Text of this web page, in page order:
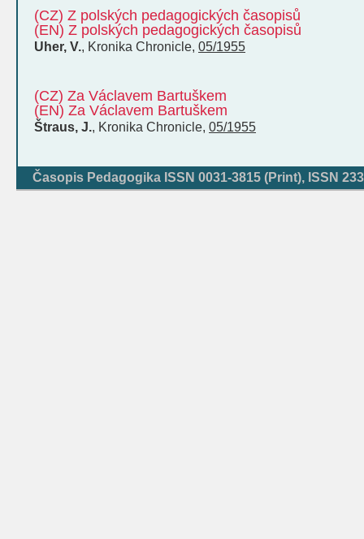
(CZ) Z polských pedagogických časopisů
(EN) Z polských pedagogických časopisů
Uher, V., Kronika Chronicle, 05/1955
(CZ) Za Václavem Bartuškem
(EN) Za Václavem Bartuškem
Štraus, J., Kronika Chronicle, 05/1955
Časopis Pedagogika ISSN 0031-3815 (Print), ISSN